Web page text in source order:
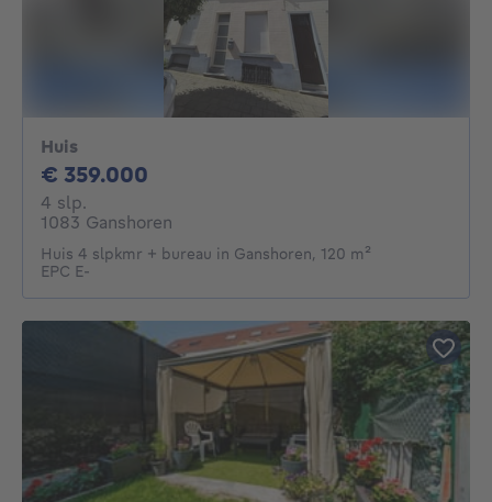
Huis
€ 359.000
4 slp.
1083 Ganshoren
Huis 4 slpkmr + bureau in Ganshoren, 120 m²
EPC E-